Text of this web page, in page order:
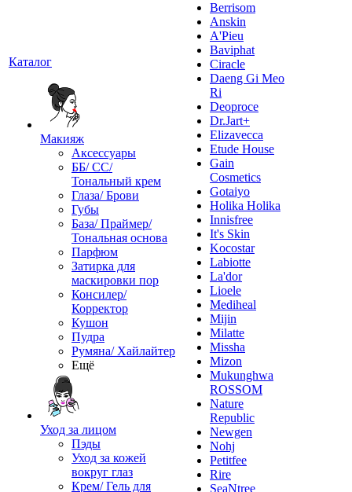
Каталог
Макияж
Аксессуары
ББ/ СС/
Тональный крем
Глаза/ Брови
Губы
База/ Праймер/
Тональная основа
Парфюм
Затирка для
маскировки пор
Консилер/
Корректор
Кушон
Пудра
Румяна/ Хайлайтер
Ещё
Уход за лицом
Пэды
Уход за кожей
вокруг глаз
Крем/ Гель для
Berrisom
Anskin
A'Pieu
Baviphat
Ciracle
Daeng Gi Meo
Ri
Deoproce
Dr.Jart+
Elizavecca
Etude House
Gain
Cosmetics
Gotaiyo
Holika Holika
Innisfree
It's Skin
Kocostar
Labiotte
La'dor
Lioele
Mediheal
Mijin
Milatte
Missha
Mizon
Mukunghwa
ROSSOM
Nature
Republic
Newgen
Nohj
Petitfee
Rire
SeaNtree